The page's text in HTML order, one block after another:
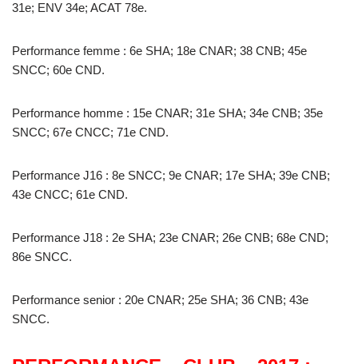
31e; ENV 34e; ACAT 78e.
Performance femme : 6e SHA; 18e CNAR; 38 CNB; 45e
SNCC; 60e CND.
Performance homme : 15e CNAR; 31e SHA; 34e CNB; 35e
SNCC; 67e CNCC; 71e CND.
Performance J16 : 8e SNCC; 9e CNAR; 17e SHA; 39e CNB;
43e CNCC; 61e CND.
Performance J18 : 2e SHA; 23e CNAR; 26e CNB; 68e CND;
86e SNCC.
Performance senior : 20e CNAR; 25e SHA; 36 CNB; 43e
SNCC.